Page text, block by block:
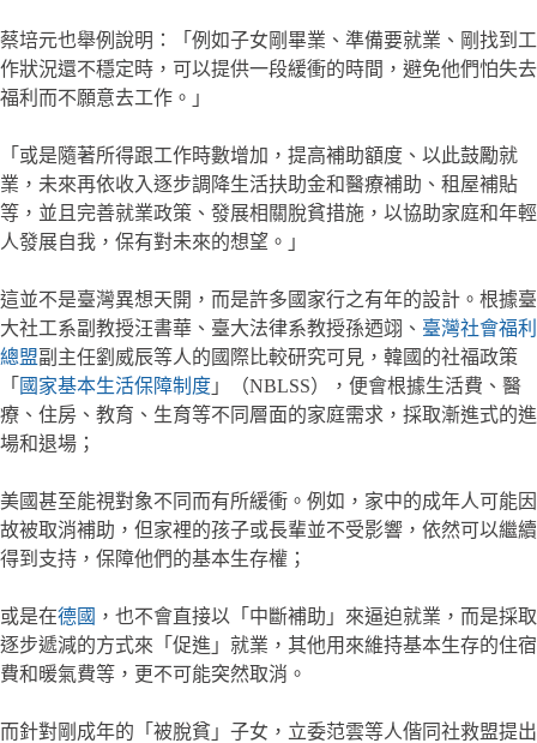
蔡培元也舉例說明：「例如子女剛畢業、準備要就業、剛找到工
作狀況還不穩定時，可以提供一段緩衝的時間，避免他們怕失去
福利而不願意去工作。」
「或是隨著所得跟工作時數增加，提高補助額度、以此鼓勵就
業，未來再依收入逐步調降生活扶助金和醫療補助、租屋補貼
等，並且完善就業政策、發展相關脫貧措施，以協助家庭和年輕
人發展自我，保有對未來的想望。」
這並不是臺灣異想天開，而是許多國家行之有年的設計。根據臺
大社工系副教授汪書華、臺大法律系教授孫迺翊、 臺灣社會福利
總盟副主任劉威辰等人的國際比較研究可見，韓國的社福政策
「 國家基本生活保障制度 」（NBLSS），便會根據生活費、醫
療、住房、教育、生育等不同層面的家庭需求，採取漸進式的進
場和退場；
美國甚至能視對象不同而有所緩衝。例如，家中的成年人可能因
故被取消補助，但家裡的孩子或長輩並不受影響，依然可以繼續
得到支持，保障他們的基本生存權；
或是在德國 ，也不會直接以「中斷補助」來逼迫就業，而是採取
逐步遞減的方式來「促進」就業，其他用來維持基本生存的住宿
費和暖氣費等，更不可能突然取消。
而針對剛成年的「被脫貧」子女，立委范雲等人偕同社救盟提出